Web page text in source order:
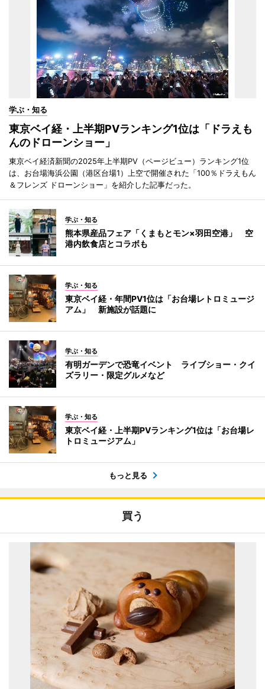
学ぶ・知る
東京ベイ経・上半期PVランキング1位は「ドラえも
んのドローンショー」
東京ベイ経済新聞の2025年上半期PV（ページビュー）ランキング1位
は、お台場海浜公園（港区台場1）上空で開催された「100％ドラえもん
＆フレンズ ドローンショー」を紹介した記事だった。
学ぶ・知る
熊本県産品フェア「くまもとモン×羽田空港」 空
港内飲食店とコラボも
学ぶ・知る
東京ベイ経・年間PV1位は「お台場レトロミュージ
アム」 新施設が話題に
学ぶ・知る
有明ガーデンで恐竜イベント ライブショー・クイ
ズラリー・限定グルメなど
学ぶ・知る
東京ベイ経・上半期PVランキング1位は「お台場レ
トロミュージアム」
もっと見る
買う